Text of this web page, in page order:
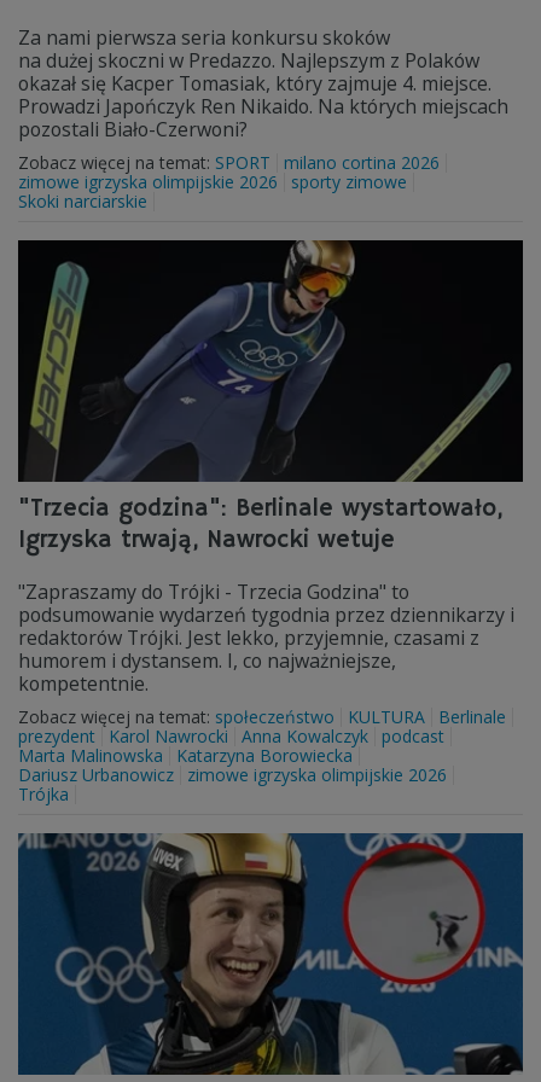
Za nami pierwsza seria konkursu skoków
na dużej skoczni w Predazzo. Najlepszym z Polaków
okazał się Kacper Tomasiak, który zajmuje 4. miejsce.
Prowadzi Japończyk Ren Nikaido. Na których miejscach
pozostali Biało-Czerwoni?
Zobacz więcej na temat: SPORT
milano cortina 2026
zimowe igrzyska olimpijskie 2026
sporty zimowe
Skoki narciarskie
"Trzecia godzina": Berlinale wystartowało,
Igrzyska trwają, Nawrocki wetuje
"Zapraszamy do Trójki - Trzecia Godzina" to
podsumowanie wydarzeń tygodnia przez dziennikarzy i
redaktorów Trójki. Jest lekko, przyjemnie, czasami z
humorem i dystansem. I, co najważniejsze,
kompetentnie.
Zobacz więcej na temat: społeczeństwo KULTURA
Berlinale
prezydent
Karol Nawrocki Anna Kowalczyk
podcast
Marta Malinowska
Katarzyna Borowiecka
Dariusz Urbanowicz
zimowe igrzyska olimpijskie 2026
Trójka